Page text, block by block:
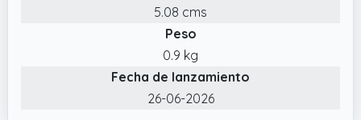
5.08 cms
Peso
0.9 kg
Fecha de lanzamiento
26-06-2026